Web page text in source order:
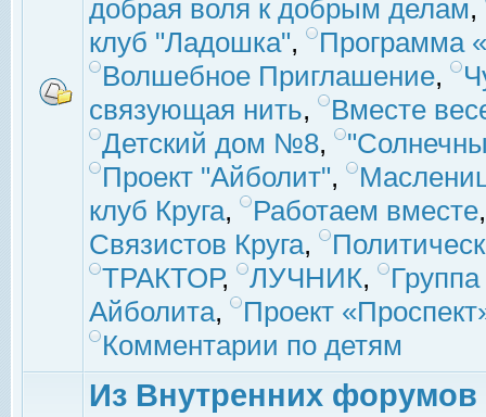
добрая воля к добрым делам,
клуб "Ладошка",
Программа
Волшебное Приглашение,
связующая нить,
Вместе
Детский дом №8,
Проект "Айболит",
клуб Круга, Работаем вместе
Связистов Круга,
ТРАКТОР, ЛУЧНИК,
Айболита,
Проект
Комментарии по детям
Из Внутренних форумов